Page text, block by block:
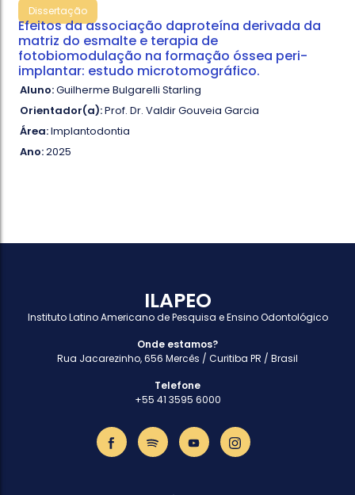
Dissertação
Efeitos da associação daproteína derivada da
matriz do esmalte e terapia de
fotobiomodulação na formação óssea peri-
implantar: estudo microtomográfico.
Aluno:Guilherme Bulgarelli Starling
Orientador(a):Prof. Dr. Valdir Gouveia Garcia
Área:Implantodontia
Ano:2025
ILAPEO
Instituto Latino Americano de Pesquisa e Ensino Odontológico
Onde estamos?
Rua Jacarezinho, 656 Mercês / Curitiba PR / Brasil
Telefone
+55 41 3595 6000